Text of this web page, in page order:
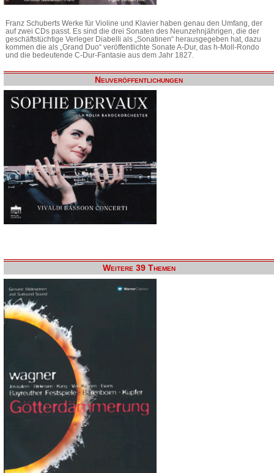
Franz Schuberts Werke für Violine und Klavier haben genau den Umfang, der
auf zwei CDs passt. Es sind die drei Sonaten des Neunzehnjährigen, die der
geschäftstüchtige Verleger Diabelli als „Sonatinen“ herausgegeben hat, dazu
kommen die als „Grand Duo“ veröffentlichte Sonate A-Dur, das h-Moll-Rondo
und die bedeutende C-Dur-Fantasie aus dem Jahr 1827.
Neuveröffentlichungen
Weitere 39 Themen